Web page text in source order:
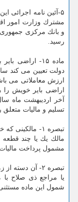
۵-آئین نامه اجرائی
مشترك وزارت امور
و بانك مركزی جمهوری
رسید.
ماده ۱۵-
ارزش معاملاتی می
اراضی بایر خویش را
آخر اردیبهشت ماه
تسلیم و مالیات
تبصره ۱- مالكینی كه خود یا افراد تحت تكفل آنها فاقد
مالك یك یا چند قطعه
مشمول پرداخت مالیات
تبصره ۲- آن
یا مراجع ذی صلاح با
شمول این ماده